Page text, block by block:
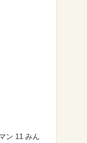
ン 11 みん